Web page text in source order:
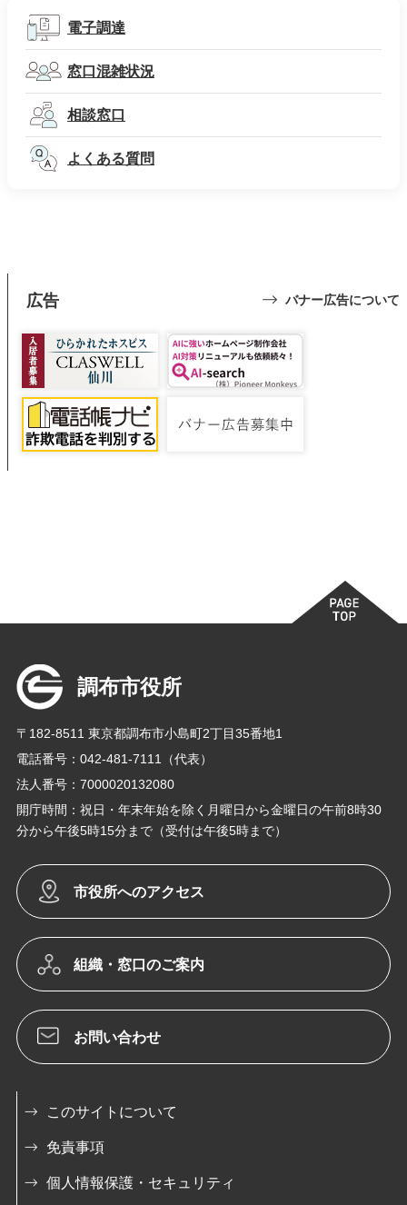
電子調達
窓口混雑状況
相談窓口
よくある質問
広告 バナー広告について
調布市役所
〒182-8511 東京都調布市小島町2丁目35番地1
電話番号：042-481-7111（代表）
法人番号：7000020132080
開庁時間：祝日・年末年始を除く月曜日から金曜日の午前8時30
分から午後5時15分まで（受付は午後5時まで）
市役所へのアクセス
組織・窓口のご案内
お問い合わせ
このサイトについて
免責事項
個人情報保護・セキュリティ